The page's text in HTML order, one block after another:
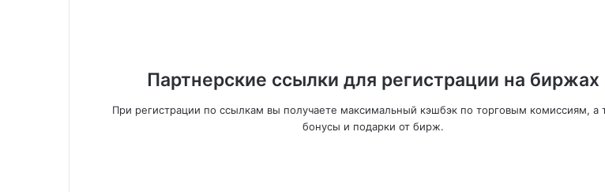
Партнерские ссылки для регистрации на биржах
При регистрации по ссылкам вы получаете максимальный кэшбэк по торговым комиссиям, а
бонусы и подарки от бирж.